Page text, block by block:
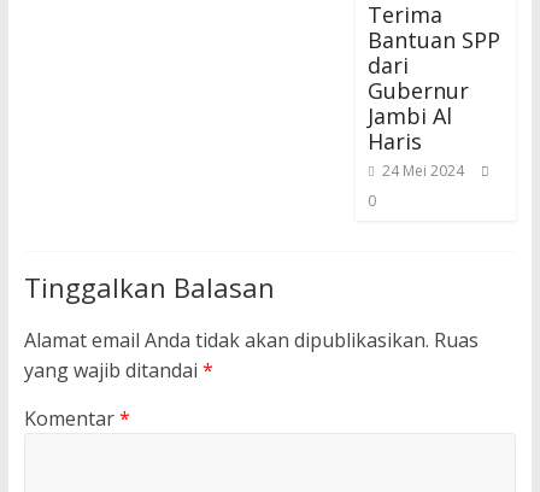
Terima
Bantuan SPP
dari
Gubernur
Jambi Al
Haris
24 Mei 2024
0
Tinggalkan Balasan
Alamat email Anda tidak akan dipublikasikan. Ruas
yang wajib ditandai *
Komentar*